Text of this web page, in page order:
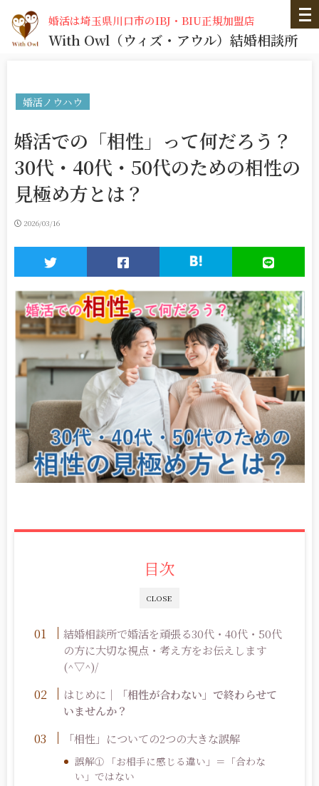
婚活は埼玉県川口市のIBJ・BIU正規加盟店
With Owl （ウィズ・アウル） 結婚相談所
婚活ノウハウ
婚活での「相性」って何だろう？
30代・40代・50代のための相性の
見極め方とは？
2026/03/16
CLOSE
目次
結婚相談所で婚活を頑張る30代・40代・50代
の方に大切な視点・考え方をお伝えします
(^▽^)/
はじめに｜
「相性が合わない」で終わらせて
いませんか？
「相性」についての2つの大きな誤解
誤解①
「お相手に感じる違い」＝「合わな
い」ではない